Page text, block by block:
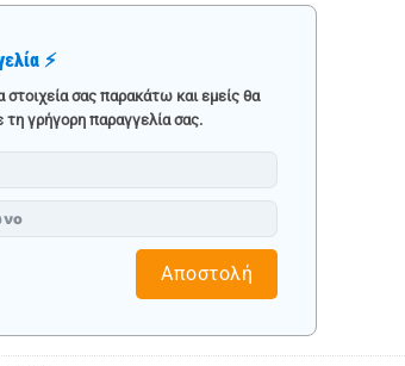
⚡
σας παρακάτω και εμείς θα
τη γρήγορη παραγγελία σας.
Αποστολή